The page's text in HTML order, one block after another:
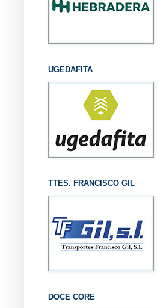
UGEDAFITA
TTES. FRANCISCO GIL
DOCE CORE